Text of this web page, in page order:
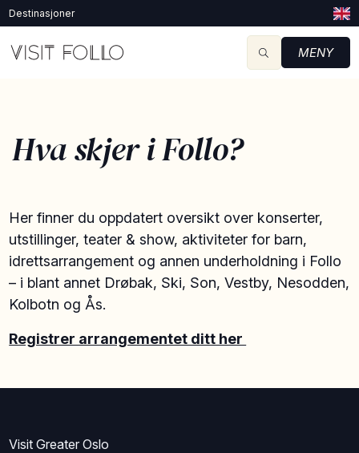
Destinasjoner
MENY
Hva skjer i Follo?
Her finner du oppdatert oversikt over konserter,
utstillinger, teater & show, aktiviteter for barn,
idrettsarrangement og annen underholdning i Follo
– i blant annet Drøbak, Ski, Son, Vestby, Nesodden,
Kolbotn og Ås.
Registrer arrangementet ditt her
Visit Greater Oslo